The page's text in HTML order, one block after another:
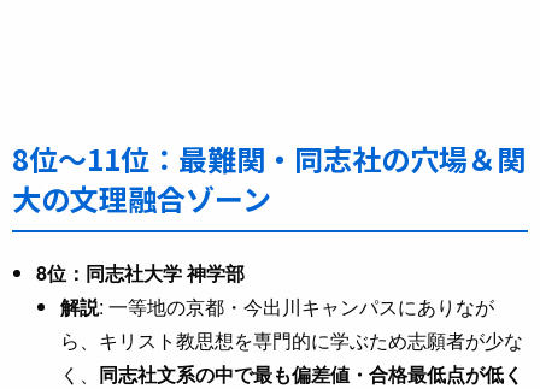
8位〜11位：最難関・同志社の穴場＆関
大の文理融合ゾーン
8位：同志社大学 神学部
解説: 一等地の京都・今出川キャンパスにありなが
ら、キリスト教思想を専門的に学ぶため志願者が少な
く、 同志社文系の中で最も偏差値・合格最低点が低く